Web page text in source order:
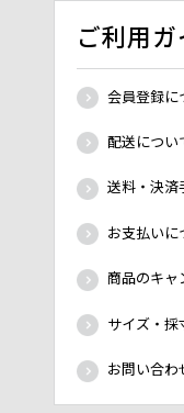
ご利用ガ
会員登録に
配送につい
送料・決済
お支払いに
商品のキャ
サイズ・採
お問い合わ